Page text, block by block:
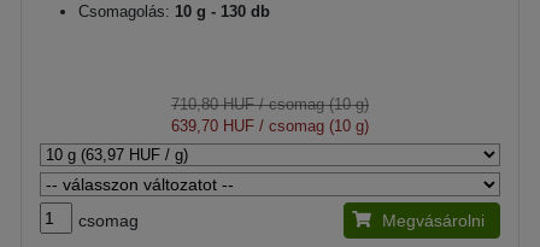
Csomagolás: 10 g - 130 db
710,80 HUF/ csomag (10 g)
639,70 HUF / csomag (10 g)
csomag Megvásárolni